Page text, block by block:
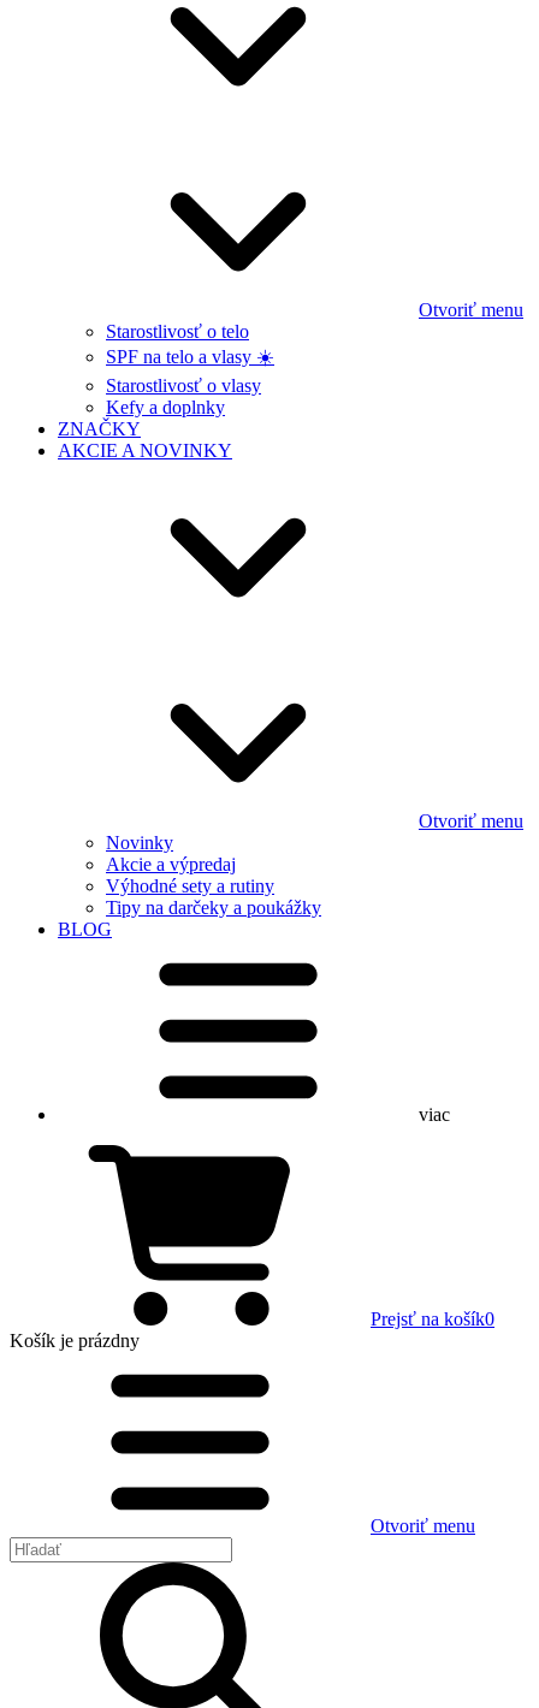
Otvoriť menu
Starostlivosť o telo
SPF na telo a vlasy ☀️
Starostlivosť o vlasy
Kefy a doplnky
ZNAČKY
AKCIE A NOVINKY
Otvoriť menu
Novinky
Akcie a výpredaj
Výhodné sety a rutiny
Tipy na darčeky a poukážky
BLOG
viac
Prejsť na košík0
Košík je prázdny
Otvoriť menu